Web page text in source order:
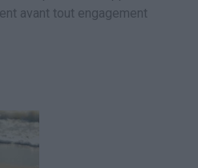
avant tout engagement